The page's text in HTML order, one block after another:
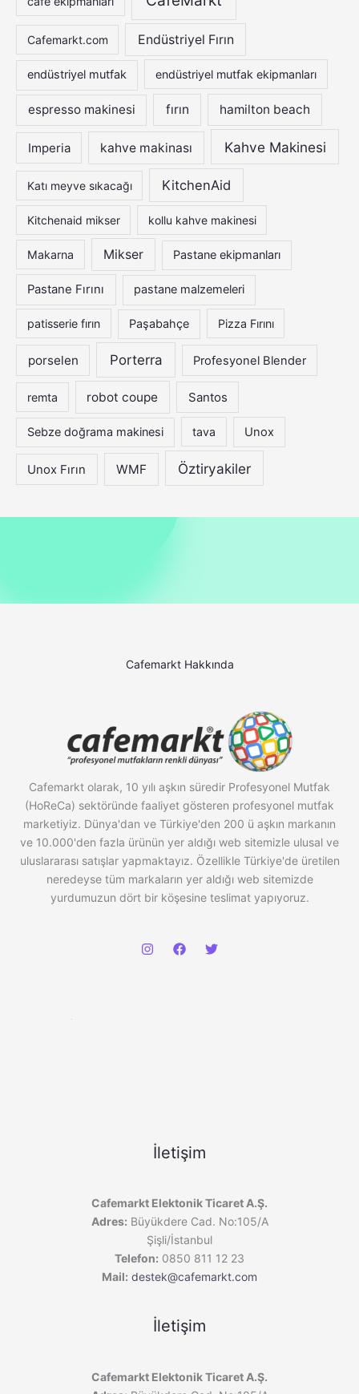
Cafemarkt.com Endüstriyel Fırın
endüstriyel mutfak endüstriyel mutfak ekipmanları
espresso makinesi fırın hamilton beach
Imperia kahve makinası Kahve Makinesi
Katı meyve sıkacağı KitchenAid
Kitchenaid mikser kollu kahve makinesi
Makarna Mikser Pastane ekipmanları
Pastane Fırını pastane malzemeleri
patisserie fırın Paşabahçe Pizza Fırını
porselen Porterra Profesyonel Blender
remta robot coupe Santos
Sebze doğrama makinesi tava Unox
Unox Fırın WMF Öztiryakiler
Cafemarkt Hakkında
Cafemarkt olarak, 10 yılı aşkın süredir Profesyonel Mutfak
(HoReCa) sektöründe faaliyet gösteren profesyonel mutfak
marketiyiz. Dünya'dan ve Türkiye'den 200 ü aşkın markanın
ve 10.000'den fazla ürünün yer aldığı web sitemizle ulusal ve
uluslararası satışlar yapmaktayız. Özellikle Türkiye'de üretilen
neredeyse tüm markaların yer aldığı web sitemizde
yurdumuzun dört bir köşesine teslimat yapıyoruz.
İletişim
Cafemarkt Elektonik Ticaret A.Ş.
Adres: Büyükdere Cad. No:105/A
Şişli/İstanbul
Telefon: 0850 811 12 23
Mail: destek@cafemarkt.com
İletişim
Cafemarkt Elektonik Ticaret A.Ş.